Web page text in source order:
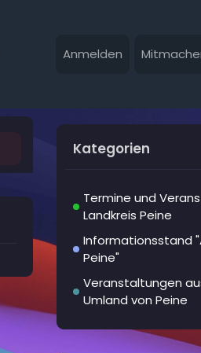
Anmelden
Kategorien
Termine und
Landkreis Peine
Informationsstand
Peine"
Veranstaltungen
Umland von Peine